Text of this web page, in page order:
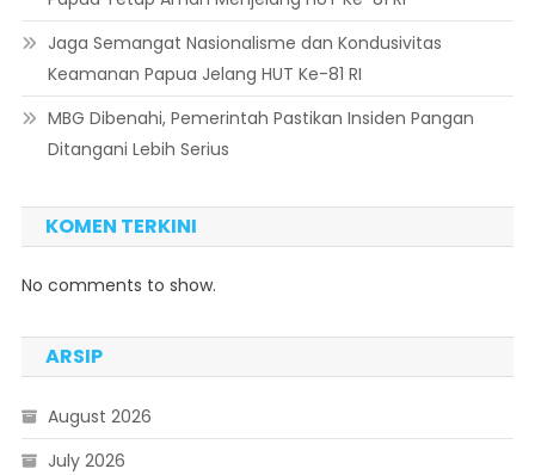
Jaga Semangat Nasionalisme dan Kondusivitas
Keamanan Papua Jelang HUT Ke-81 RI
MBG Dibenahi, Pemerintah Pastikan Insiden Pangan
Ditangani Lebih Serius
KOMEN TERKINI
No comments to show.
ARSIP
August 2026
July 2026